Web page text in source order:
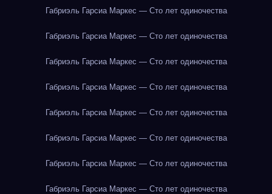
Габриэль Гарсиа Маркес — Сто лет одиночества
Габриэль Гарсиа Маркес — Сто лет одиночества
Габриэль Гарсиа Маркес — Сто лет одиночества
Габриэль Гарсиа Маркес — Сто лет одиночества
Габриэль Гарсиа Маркес — Сто лет одиночества
Габриэль Гарсиа Маркес — Сто лет одиночества
Габриэль Гарсиа Маркес — Сто лет одиночества
Габриэль Гарсиа Маркес — Сто лет одиночества